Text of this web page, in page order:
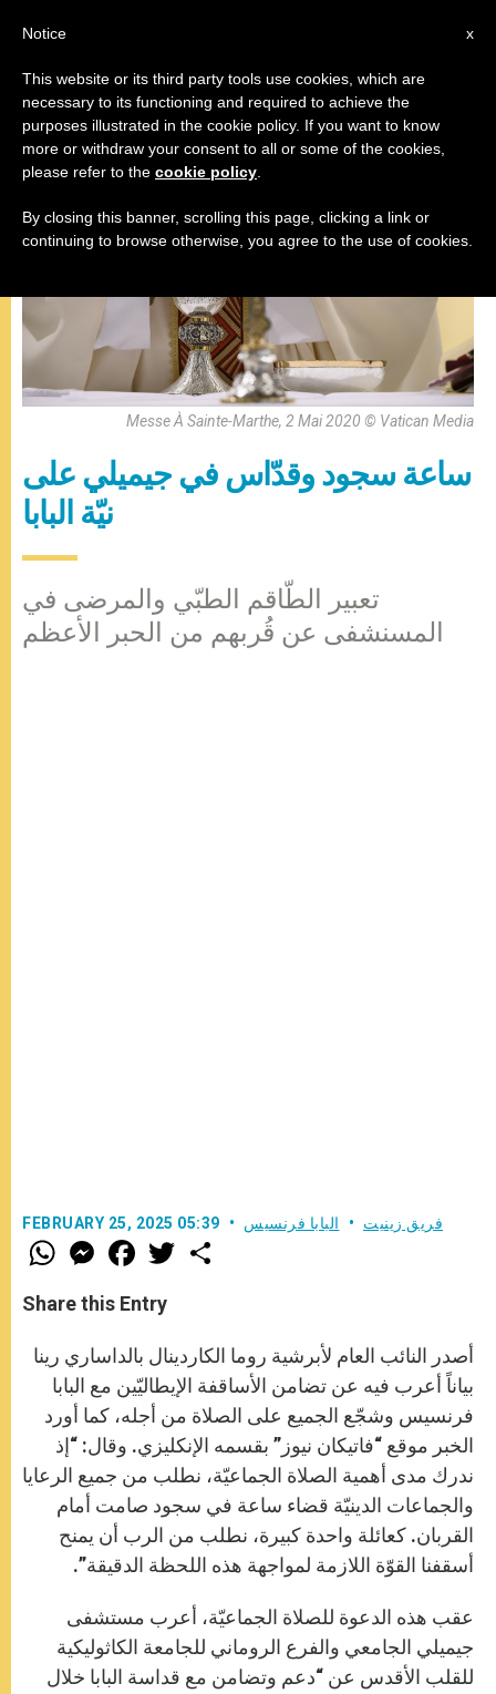
البابا فرنسيس
Messe À Sainte-Marthe, 2 Mai 2020 © Vatican Media
ساعة سجود وقدّاس في جيميلي على
نيّة البابا
تعبير الطّاقم الطبّي والمرضى في
المسنشفى عن قُربهم من الحبر الأعظم
FEBRUARY 25, 2025 05:39 فريق زينيت البابا فرنسيس
W
h
t
s
p
M
e
s
e
g
e
r
F
a
e
b
k
w
r
Share this Entry
أصدر النائب العام لأبرشية روما الكاردينال بالداساري رينا
بياناً أعرب فيه عن تضامن الأساقفة الإيطاليّين مع البابا
فرنسيس وشجّع الجميع على الصلاة من أجله، كما أورد
الخبر موقع “فاتيكان نيوز” بقسمه الإنكليزي. وقال: “إذ
ندرك مدى أهمية الصلاة الجماعيّة، نطلب من جميع الرعايا
والجماعات الدينيّة قضاء ساعة في سجود صامت أمام
القربان. كعائلة واحدة كبيرة، نطلب من الرب أن يمنح
أسقفنا القوّة اللازمة لمواجهة هذه اللحظة الدقيقة”.
عقب هذه الدعوة للصلاة الجماعيّة، أعرب مستشفى
جيميلي الجامعي والفرع الروماني للجامعة الكاثوليكية
للقلب الأقدس عن “دعم وتضامن مع قداسة البابا خلال
x
Notice
This website or its third party tools use cookies, which are
necessary to its functioning and required to achieve the
purposes illustrated in the cookie policy. If you want to know
more or withdraw your consent to all or some of the cookies,
please refer to the cookie policy
By closing this banner, scrolling this page, clicking a link or
continuing to browse otherwise, you agree to the use of cookies.